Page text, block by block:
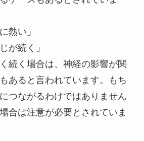
熱い」
が続く」
続く場合は、神経の影響が関
あると言われています。もち
つながるわけではありません
合は注意が必要とされていま